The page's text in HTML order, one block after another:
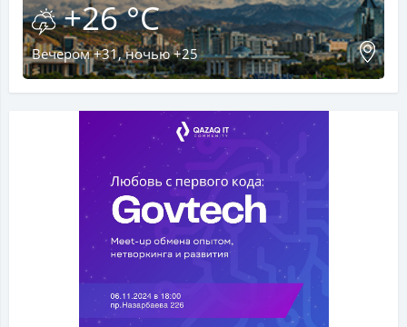
+26 °C
Вечером +31, ночью +25